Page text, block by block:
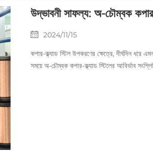
উদ্ভাবনী সাফল্য: অ-চৌম্বক
2024/11/15
কপার-ক্ল্যাড স্টিল উপকরণের ক্ষেত্রে, দীর্ঘদিন
সময়ে অ-চৌম্বক কপার-ক্ল্যাড স্টিলের আবির্ভাব